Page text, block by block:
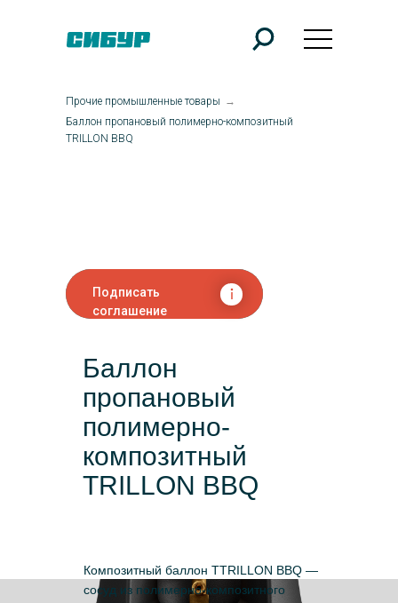
Подписать
соглашение
Прочие промышленные товары →
Баллон пропановый полимерно-композитный
TRILLON BBQ
Баллон
пропановый
полимерно-
композитный
TRILLON BBQ
Композитный баллон TTRILLON BBQ —
сосуд из полимерно-композитного